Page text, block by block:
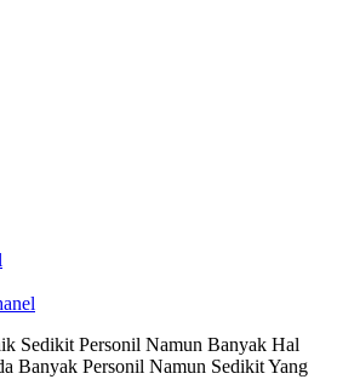
Sedikit Personil Namun Banyak Hal
Banyak Personil Namun Sedikit Yang